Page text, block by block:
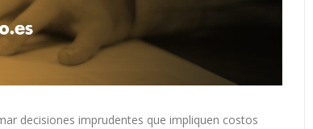
decisiones imprudentes que impliquen costos